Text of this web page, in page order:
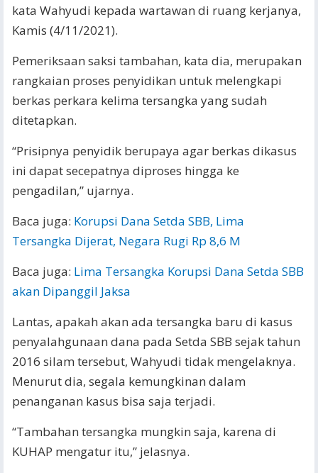
kata Wahyudi kepada wartawan di ruang kerjanya,
Kamis (4/11/2021).
Pemeriksaan saksi tambahan, kata dia, merupakan
rangkaian proses penyidikan untuk melengkapi
berkas perkara kelima tersangka yang sudah
ditetapkan.
“Prisipnya penyidik berupaya agar berkas dikasus
ini dapat secepatnya diproses hingga ke
pengadilan,” ujarnya.
Baca juga: Korupsi Dana Setda SBB, Lima
Tersangka Dijerat, Negara Rugi Rp 8,6 M
Baca juga: Lima Tersangka Korupsi Dana Setda SBB
akan Dipanggil Jaksa
Lantas, apakah akan ada tersangka baru di kasus
penyalahgunaan dana pada Setda SBB sejak tahun
2016 silam tersebut, Wahyudi tidak mengelaknya.
Menurut dia, segala kemungkinan dalam
penanganan kasus bisa saja terjadi.
“Tambahan tersangka mungkin saja, karena di
KUHAP mengatur itu,” jelasnya.